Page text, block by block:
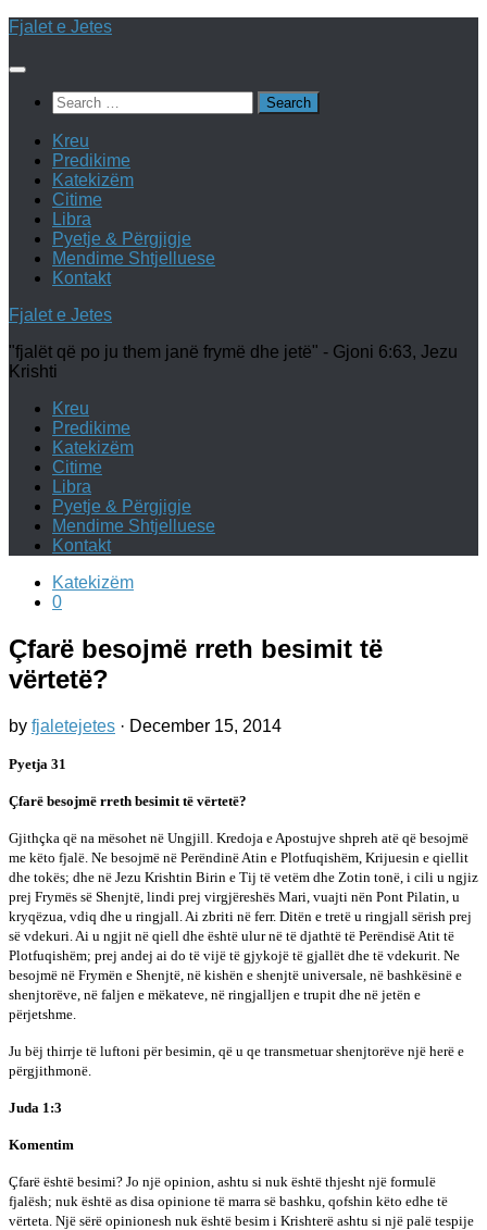
Skip
content
Fjalet e Jetes
Search
for:
Kreu
Predikime
Katekizëm
Citime
Libra
Pyetje & Përgjigje
Mendime Shtjelluese
Kontakt
Fjalet e Jetes
"fjalët që po ju them janë frymë dhe jetë" - Gjoni 6:63, Jezu
Krishti
Kreu
Predikime
Katekizëm
Citime
Libra
Pyetje & Përgjigje
Mendime Shtjelluese
Kontakt
Katekizëm
0
Çfarë besojmë rreth besimit të
vërtetë?
by fjaletejetes · December 15, 2014
Pyetja 31
Çfarë besojmë rreth besimit të vërtetë?
Gjithçka që na mësohet në Ungjill. Kredoja e Apostujve shpreh atë që besojmë
me këto fjalë. Ne besojmë në Perëndinë Atin e Plotfuqishëm, Krijuesin e qiellit
dhe tokës; dhe në Jezu Krishtin Birin e Tij të vetëm dhe Zotin tonë, i cili u ngjiz
prej Frymës së Shenjtë, lindi prej virgjëreshës Mari, vuajti nën Pont Pilatin, u
kryqëzua, vdiq dhe u ringjall. Ai zbriti në ferr. Ditën e tretë u ringjall sërish prej
së vdekuri. Ai u ngjit në qiell dhe është ulur në të djathtë të Perëndisë Atit të
Plotfuqishëm; prej andej ai do të vijë të gjykojë të gjallët dhe të vdekurit. Ne
besojmë në Frymën e Shenjtë, në kishën e shenjtë universale, në bashkësinë e
shenjtorëve, në faljen e mëkateve, në ringjalljen e trupit dhe në jetën e
përjetshme.
Ju bëj thirrje të luftoni për besimin, që u qe transmetuar shenjtorëve një herë e
përgjithmonë.
Juda 1:3
Komentim
Çfarë është besimi? Jo një opinion, ashtu si nuk është thjesht një formulë
fjalësh; nuk është as disa opinione të marra së bashku, qofshin këto edhe të
vërteta. Një sërë opinionesh nuk është besim i Krishterë ashtu si një palë tespije